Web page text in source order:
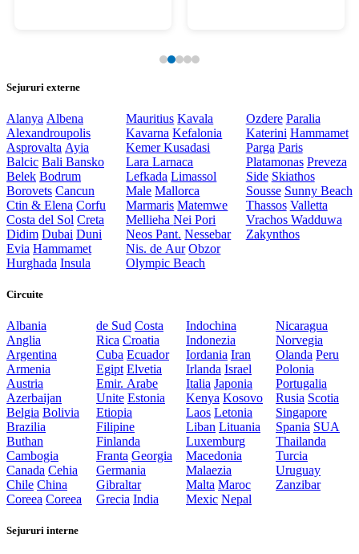
Sejururi externe
Alanya Albena
Alexandroupolis
Asprovalta Ayia
Balcic Bali Bansko
Belek Bodrum
Borovets Cancun
Ctin & Elena Corfu
Costa del Sol Creta
Didim Dubai Duni
Evia Hammamet
Hurghada Insula
Mauritius Kavala
Kavarna Kefalonia
KemerKusadasi
LaraLarnaca
Lefkada Limassol
Male Mallorca
Marmaris Matemwe
MelliehaNei Pori
Neos Pant. Nessebar
Nis. de Aur Obzor
Olympic Beach
Ozdere Paralia
Katerini Hammamet
Parga Paris
Platamonas Preveza
Side Skiathos
Sousse Sunny Beach
Thassos Valletta
Vrachos Wadduwa
Zakynthos
Circuite
Albania
Anglia
Argentina
Armenia
Austria
Azerbaijan
Belgia Bolivia
Brazilia
Buthan
Cambogia
Canada Cehia
Chile China
Coreea Coreea
de Sud Costa
Rica Croatia
Cuba Ecuador
Egipt Elvetia
Emir. Arabe
Unite Estonia
Etiopia
Filipine
Finlanda
Franta Georgia
Germania
Gibraltar
Grecia India
Indochina
Indonezia
Iordania Iran
Irlanda Israel
Italia Japonia
Kenya Kosovo
Laos Letonia
Liban Lituania
Luxemburg
Macedonia
Malaezia
Malta Maroc
Mexic Nepal
Nicaragua
Norvegia
Olanda Peru
Polonia
Portugalia
Rusia Scotia
Singapore
Spania SUA
Thailanda
Turcia
Uruguay
Zanzibar
Sejururi interne